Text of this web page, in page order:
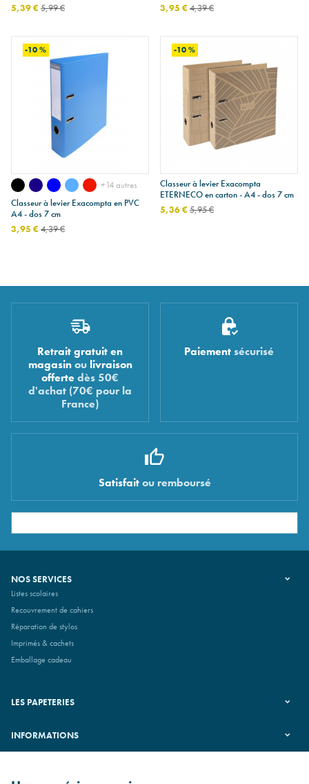
5,39 €5,99 €
3,95 €4,39 €
-10 %
+14 autres
Classeur à levier Exacompta en PVC
A4 - dos 7 cm
3,95 €4,39 €
-10 %
Classeur à levier Exacompta
ETERNECO en carton - A4 - dos 7 cm
5,36 €5,95 €
Retrait gratuit en
magasinou livraison
offerte dès 50€
d'achat (70€ pour la
France)
Paiement sécurisé
Satisfaitou remboursé
NOS SERVICES
Listes scolaires
Recouvrement de cahiers
Réparation de stylos
Imprimés & cachets
Emballage cadeau
LES PAPETERIES
INFORMATIONS